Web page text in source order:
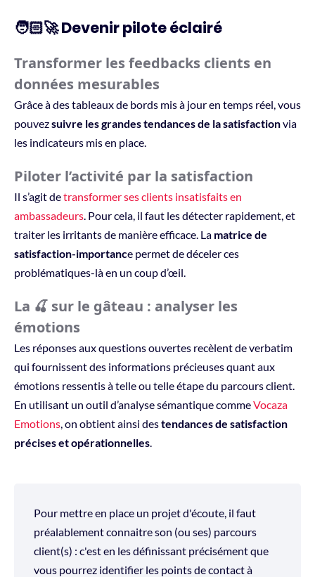
🧑🏻‍🚀 Devenir pilote éclairé
Transformer les feedbacks clients en
données mesurables
Grâce à des tableaux de bords mis à jour en temps réel, vous
pouvezsuivre les grandes tendances de la satisfactionvia
les indicateurs mis en place.
Piloter l’activité par la satisfaction
Il s’agit detransformer ses clients insatisfaits en
ambassadeurs . Pour cela, il faut les détecter rapidement, et
traiter les irritants de manière efficace. La matrice de
satisfaction-importance permet de déceler ces
problématiques-là en un coup d’œil.
La 🍒 sur le gâteau : analyser les
émotions
Les réponses aux questions ouvertes recèlent de verbatim
qui fournissent des informations précieuses quant aux
émotions ressentis à telle ou telle étape du parcours client.
En utilisant un outil d’analyse sémantique commeVocaza
Emotions , on obtient ainsi destendances de satisfaction
précises et opérationnelles
Pour mettre en place un projet d'écoute, il faut
préalablement connaitre son (ou ses) parcours
client(s) : c'est en les définissant précisément que
vous pourrez identifier les points de contact à